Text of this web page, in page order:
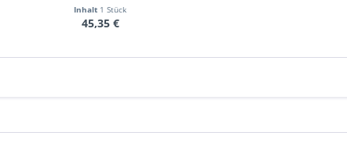
Inhalt 1 Stück
45,35 €